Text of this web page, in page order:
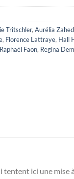
Tritschler, Aurélia
, Florence Lattraye, Hall
Raphaël Faon, Regina
ici une mise à